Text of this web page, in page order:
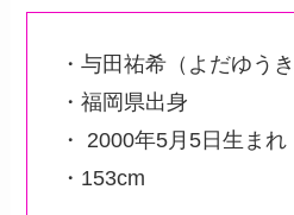
・与田祐希（よだゆうき
・福岡県出身
・ 2000年5月5日生まれ
・153cm